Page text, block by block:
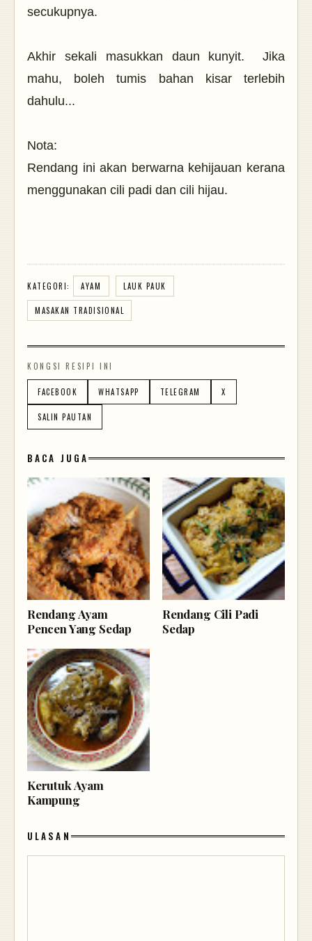
secukupnya.
Akhir sekali masukkan daun kunyit. Jika
mahu, boleh tumis bahan kisar terlebih
dahulu...
Nota:
Rendang ini akan berwarna kehijauan kerana
menggunakan cili padi dan cili hijau.
KATEGORI: AYAM LAUK PAUK
MASAKAN TRADISIONAL
KONGSI RESIPI INI
FACEBOOK WHATSAPP TELEGRAM X
SALIN PAUTAN
BACA JUGA
Rendang Ayam
Pencen Yang Sedap
Rendang Cili Padi
Sedap
Kerutuk Ayam
Kampung
ULASAN